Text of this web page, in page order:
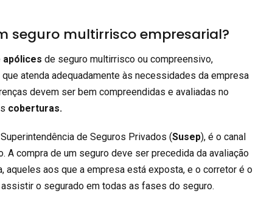
seguro multirrisco empresarial?
apólices de seguro multirrisco ou compreensivo,
atenda adequadamente às necessidades da empresa
devem ser bem compreendidas e avaliadas no
coberturas.
de Seguros Privados (Susep), é o canal
A compra de um seguro deve ser precedida da avaliação
aqueles aos que a empresa está exposta, e o corretor é o
o segurado em todas as fases do seguro.